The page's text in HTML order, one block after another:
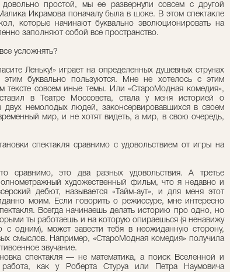
довольно простой, мы ее развернули совсем с другой
Икрамова поначалу была в шоке. В этом спектакле
которые начинают буквально эволюционировать на
заполняют собой все пространство.
усложнять?
Леньку!» играет на определенных душевных струнах
этим буквально пользуются. Мне не хотелось с этим
тексте совсем иные темы. Или «СтароМодная комедия»,
в Театре Моссовета, стала у меня историей о
немолодых людей, законсервировавшихся в своем
мир, и не хотят видеть, а мир, в свою очередь,
спектакля сравнимо с удовольствием от игры на
сравнимо, это два разных удовольствия. А третье
художественный фильм, что я недавно и
дебют, называется «Тайм-аут», и для меня этот
моим. Если говорить о режиссуре, мне интересно
Всегда начинаешь делать историю про одно, но
ты работаешь и на которую опираешься (я ненавижу
с одним), может завести тебя в неожиданную сторону,
смыслов. Например, «СтароМодная комедия» получила
звучание.
спектак­ля — не математика, а поиск Вселенной и
работа, как у Роберта Стуруа или Петра Наумовича